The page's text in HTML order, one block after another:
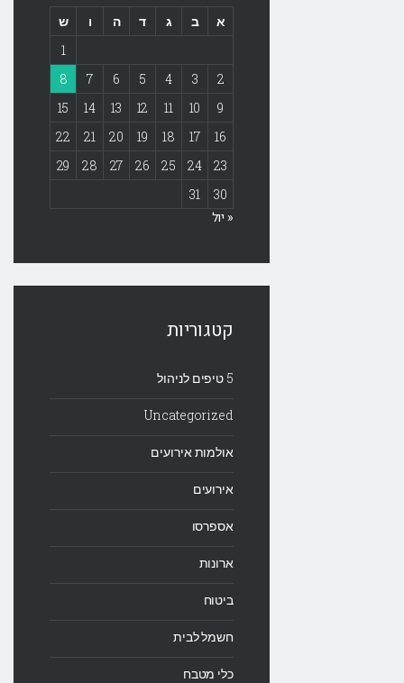
א ב ג ד ה ו
ש
1
2
3
4
5
6
7
8
9
10
11
12
13
14
15
16
17
18
19
20
21
22
23
24
25
26
27
28
29
30
31
« יול
קטגוריות
5 טיפים לניהול
Uncategorized
אולמות אירועים
אירועים
אספרסו
ארונות
ביטוח
חשמל לבית
כלי מטבח